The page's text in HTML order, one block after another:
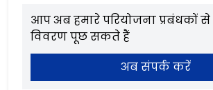
आप अब हमारे परियोजना प्रबंधकों
विवरण पूछ सकते हैं
अब संपर्क करें